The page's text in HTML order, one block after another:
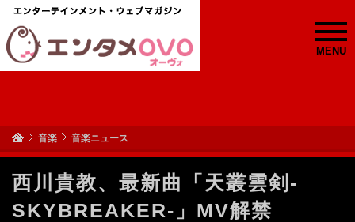
MENU
音楽 音楽ニュース
西川貴教、最新曲「天叢雲剣-
SKYBREAKER-」MV解禁